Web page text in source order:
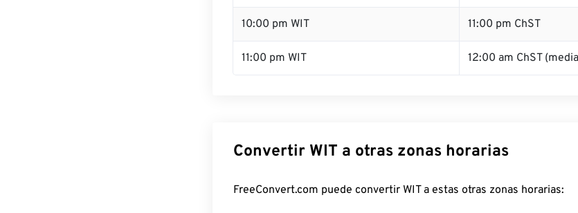
10:00 pm WIT 11:00 pm ChST
11:00 pm WIT 12:00 am ChST
Convertir WIT a otras zonas horarias
FreeConvert.com puede convertir WIT a estas otras zonas horarias: